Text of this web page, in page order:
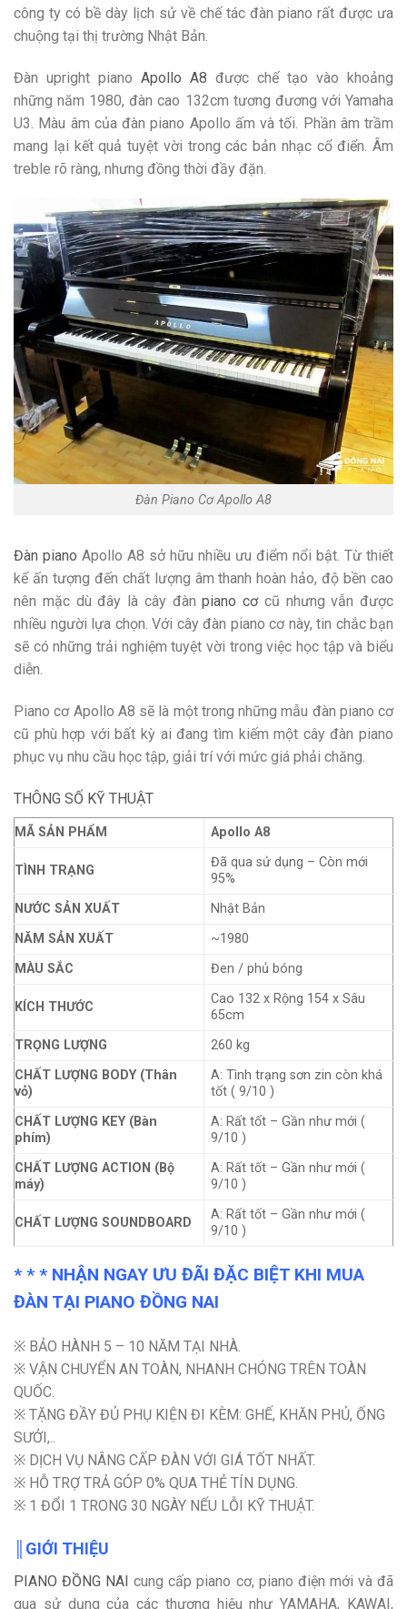
công ty có bề dày lịch sử về chế tác đàn piano rất được ưa
chuộng tại thị trường Nhật Bản.
Đàn upright piano Apollo A8 được chế tạo vào khoảng
những năm 1980, đàn cao 132cm tương đương với Yamaha
U3. Màu âm của đàn piano Apollo ấm và tối. Phần âm trầm
mang lại kết quả tuyệt vời trong các bản nhạc cổ điển. Âm
treble rõ ràng, nhưng đồng thời đầy đặn.
Đàn Piano Cơ Apollo A8
Đàn piano Apollo A8 sở hữu nhiều ưu điểm nổi bật. Từ thiết
kế ấn tượng đến chất lượng âm thanh hoàn hảo, độ bền cao
nên mặc dù đây là cây đànpiano cơcũ nhưng vẫn được
nhiều người lựa chọn. Với cây đàn piano cơ này, tin chắc bạn
sẽ có những trải nghiệm tuyệt vời trong việc học tập và biểu
diễn.
Piano cơ Apollo A8 sẽ là một trong những mẫu đàn piano cơ
cũ phù hợp với bất kỳ ai đang tìm kiếm một cây đàn piano
phục vụ nhu cầu học tập, giải trí với mức giá phải chăng.
THÔNG SỐ KỸ THUẬT
MÃ SẢN PHẨM Apollo A8
TÌNH TRẠNG
Đã qua sử dụng – Còn mới
95%
NƯỚC SẢN XUẤT
Nhật Bản
NĂM SẢN XUẤT
~1980
MÀU SẮC
Đen / phủ bóng
KÍCH THƯỚC
Cao 132 x Rộng 154 x Sâu
65cm
TRỌNG LƯỢNG
260 kg
CHẤT LƯỢNG BODY (Thân
vỏ)
A: Tình trạng sơn zin còn khá
tốt ( 9/10 )
CHẤT LƯỢNG KEY (Bàn
phím)
A: Rất tốt – Gần như mới (
9/10 )
CHẤT LƯỢNG ACTION (Bộ
máy)
A: Rất tốt – Gần như mới (
9/10 )
CHẤT LƯỢNG SOUNDBOARD
A: Rất tốt – Gần như mới (
9/10 )
* * * NHẬN NGAY ƯU ĐÃI ĐẶC BIỆT KHI MUA
ĐÀN TẠI PIANO ĐỒNG NAI
※ BẢO HÀNH 5 – 10 NĂM TẠI NHÀ.
※ VẬN CHUYỂN AN TOÀN, NHANH CHÓNG TRÊN TOÀN
QUỐC.
※ TẶNG ĐẦY ĐỦ PHỤ KIỆN ĐI KÈM: GHẾ, KHĂN PHỦ, ỐNG
SƯỞI,..
※ DỊCH VỤ NÂNG CẤP ĐÀN VỚI GIÁ TỐT NHẤT.
※ HỖ TRỢ TRẢ GÓP 0% QUA THẺ TÍN DỤNG.
※ 1 ĐỔI 1 TRONG 30 NGÀY NẾU LỖI KỸ THUẬT.
║GIỚI THIỆU
PIANO ĐỒNG NAI cung cấp piano cơ, piano điện mới và đã
qua sử dụng của các thương hiệu như YAMAHA, KAWAI,